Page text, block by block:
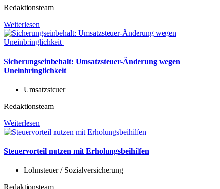
Redaktionsteam
Weiterlesen
Sicherungseinbehalt: Umsatzsteuer-Änderung wegen
Uneinbringlichkeit
Umsatzsteuer
Redaktionsteam
Weiterlesen
Steuervorteil nutzen mit Erholungsbeihilfen
Lohnsteuer / Sozialversicherung
Redaktionsteam